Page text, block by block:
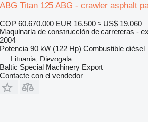
ABG Titan 125 ABG - crawler asphalt
COP 60.670.000 EUR 16.500 ≈ US$ 19.060
Maquinaria de construcción de carreteras -
2004
Potencia 90 kW (122 Hp) Combustible diésel
Lituania, Dievogala
Baltic Special Machinery Export
Contacte con el vendedor